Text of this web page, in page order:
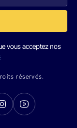
vous acceptez nos
réservés.